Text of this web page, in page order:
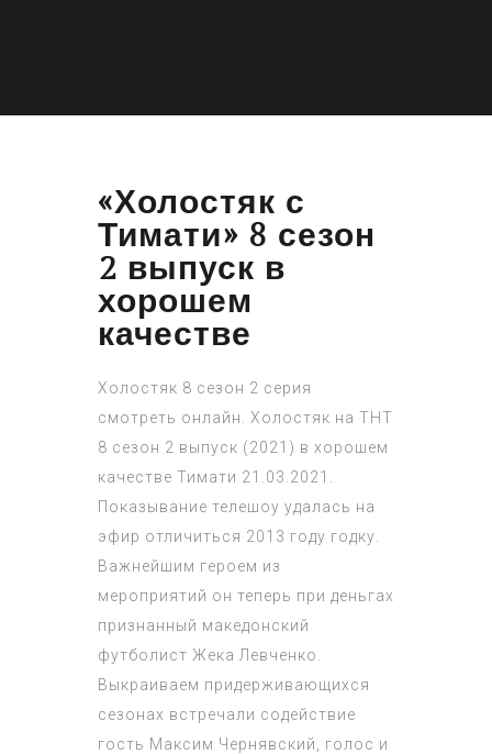
«Холостяк с
Тимати» 8 сезон
2 выпуск в
хорошем
качестве
Холостяк 8 сезон 2 серия
смотреть онлайн. Холостяк на ТНТ
8 сезон 2 выпуск (2021) в хорошем
качестве Тимати 21.03.2021.
Показывание телешоу удалась на
эфир отличиться 2013 году годку.
Важнейшим героем из
мероприятий он теперь при деньгах
признанный македонский
футболист Жека Левченко.
Выкраиваем придерживающихся
сезонах встречали содействие
гость Максим Чернявский, голос и